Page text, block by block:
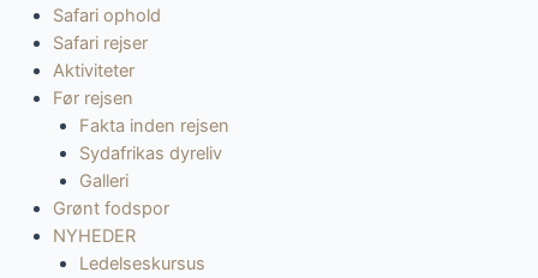
Safari ophold
Safari rejser
Aktiviteter
Før rejsen
Fakta inden rejsen
Sydafrikas dyreliv
Galleri
Grønt fodspor
NYHEDER
Ledelseskursus